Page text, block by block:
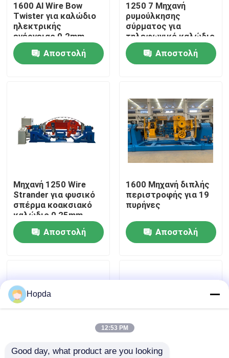
Σπίτι
Βίντεο
Επισκεψή εργοστασίου
Έλεγχος Ποιότητας
Ειδήσεις
Ζητήστε Προσφορά
1600 Al Wire Bow
Twister για καλώδιο
ηλεκτρικής
ενέργειας 0.2mm
Αποστολή
1250 7 Μηχανή
ρυμούλκησης
σύρματος για
τηλεφωνικό καλώδιο
0,08 mm
Αποστολή
Μηχανή 1250 Wire
Strander για φυσικό
σπέρμα κοακσιακό
καλώδιο 0,25mm
800rpm
Αποστολή
1600 Μηχανή διπλής
περιστροφής για 19
πυρήνες
Αποστολή
Hopda
12:53 PM
Good day, what product are you looking